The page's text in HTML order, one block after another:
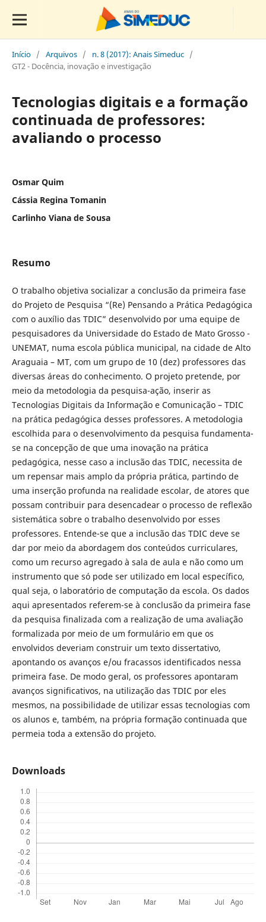
Início / Arquivos / n. 8 (2017): Anais Simeduc /
GT2 - Docência, inovação e investigação
Tecnologias digitais e a formação
continuada de professores:
avaliando o processo
Osmar Quim
Cássia Regina Tomanin
Carlinho Viana de Sousa
Resumo
O trabalho objetiva socializar a conclusão da primeira fase
do Projeto de Pesquisa “(Re) Pensando a Prática Pedagógica
com o auxílio das TDIC” desenvolvido por uma equipe de
pesquisadores da Universidade do Estado de Mato Grosso -
UNEMAT, numa escola pública municipal, na cidade de Alto
Araguaia – MT, com um grupo de 10 (dez) professores das
diversas áreas do conhecimento. O projeto pretende, por
meio da metodologia da pesquisa-ação, inserir as
Tecnologias Digitais da Informação e Comunicação – TDIC
na prática pedagógica desses professores. A metodologia
escolhida para o desenvolvimento da pesquisa fundamenta-
se na concepção de que uma inovação na prática
pedagógica, nesse caso a inclusão das TDIC, necessita de
um repensar mais amplo da própria prática, partindo de
uma inserção profunda na realidade escolar, de atores que
possam contribuir para desencadear o processo de reflexão
sistemática sobre o trabalho desenvolvido por esses
professores. Entende-se que a inclusão das TDIC deve se
dar por meio da abordagem dos conteúdos curriculares,
como um recurso agregado à sala de aula e não como um
instrumento que só pode ser utilizado em local específico,
qual seja, o laboratório de computação da escola. Os dados
aqui apresentados referem-se à conclusão da primeira fase
da pesquisa finalizada com a realização de uma avaliação
formalizada por meio de um formulário em que os
envolvidos deveriam construir um texto dissertativo,
apontando os avanços e/ou fracassos identificados nessa
primeira fase. De modo geral, os professores apontaram
avanços significativos, na utilização das TDIC por eles
mesmos, na possibilidade de utilizar essas tecnologias com
os alunos e, também, na própria formação continuada que
permeia toda a extensão do projeto.
Downloads